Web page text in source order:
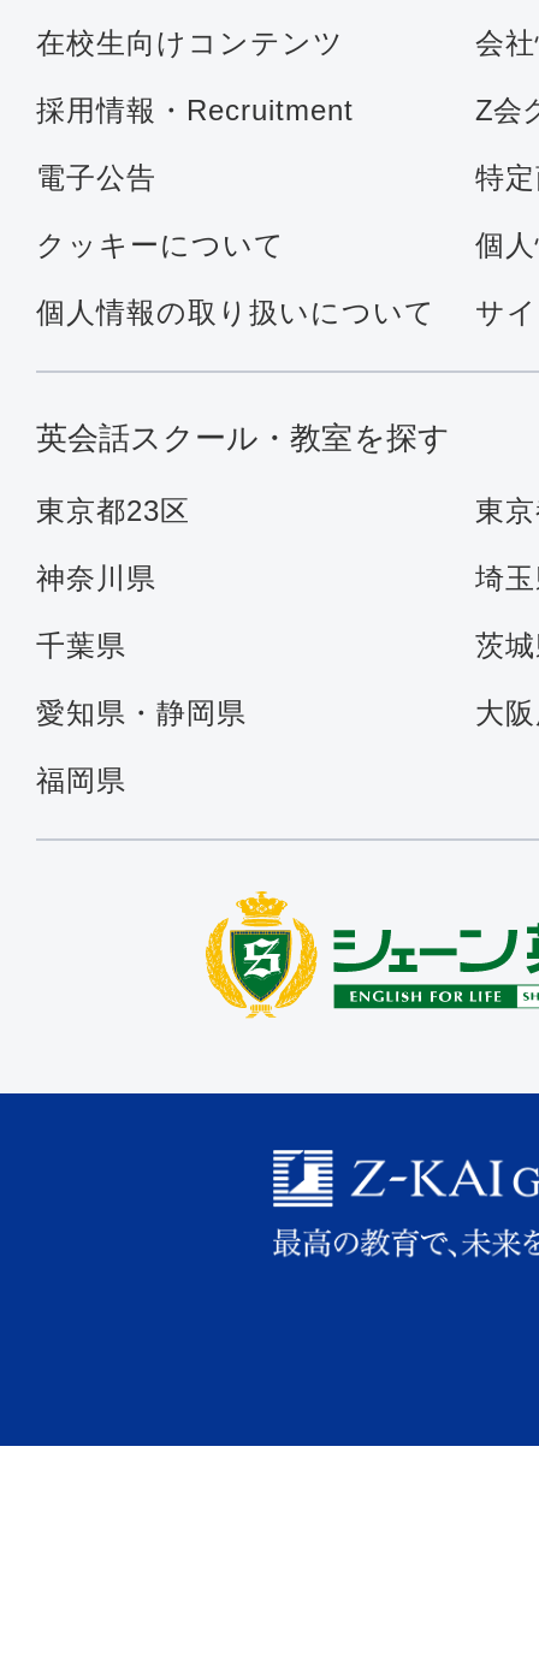
在校生向けコンテンツ 会
採用情報・Recruitment Z会
電子公告 特
クッキーについて 個
個人情報の取り扱いについて サ
英会話スクール・教室を探す
東京都23区 東
神奈川県 埼
千葉県 茨
愛知県・静岡県 大
福岡県